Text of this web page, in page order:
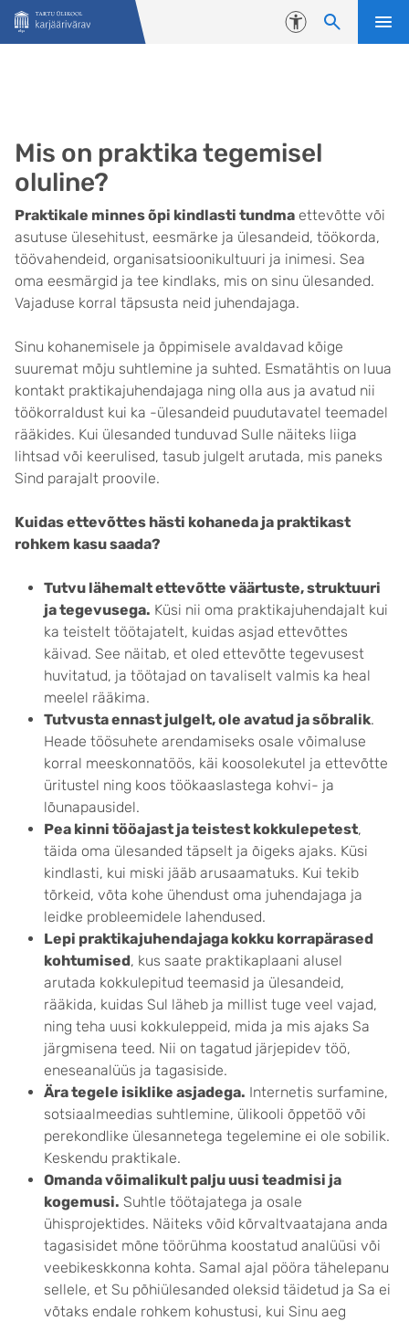
Liigu edasi põhisisu juurde
Juurdepääsetavus
Mis on praktika tegemisel
oluline?
Praktikale minnes õpi kindlasti tundma ettevõtte või
asutuse ülesehitust, eesmärke ja ülesandeid, töökorda,
töövahendeid, organisatsioonikultuuri ja inimesi. Sea
oma eesmärgid ja tee kindlaks, mis on sinu ülesanded.
Vajaduse korral täpsusta neid juhendajaga.
Sinu kohanemisele ja õppimisele avaldavad kõige
suuremat mõju suhtlemine ja suhted. Esmatähtis on luua
kontakt praktikajuhendajaga ning olla aus ja avatud nii
töökorraldust kui ka -ülesandeid puudutavatel teemadel
rääkides. Kui ülesanded tunduvad Sulle näiteks liiga
lihtsad või keerulised, tasub julgelt arutada, mis paneks
Sind parajalt proovile.
Kuidas ettevõttes hästi kohaneda ja praktikast
rohkem kasu saada?
Tutvu lähemalt ettevõtte väärtuste, struktuuri
ja tegevusega. Küsi nii oma praktikajuhendajalt kui
ka teistelt töötajatelt, kuidas asjad ettevõttes
käivad. See näitab, et oled ettevõtte tegevusest
huvitatud, ja töötajad on tavaliselt valmis ka heal
meelel rääkima.
Tutvusta ennast julgelt, ole avatud ja sõbralik.
Heade töösuhete arendamiseks osale võimaluse
korral meeskonnatöös, käi koosolekutel ja ettevõtte
üritustel ning koos töökaaslastega kohvi- ja
lõunapausidel.
Pea kinni tööajast ja teistest kokkulepetest,
täida oma ülesanded täpselt ja õigeks ajaks. Küsi
kindlasti, kui miski jääb arusaamatuks. Kui tekib
tõrkeid, võta kohe ühendust oma juhendajaga ja
leidke probleemidele lahendused.
Lepi praktikajuhendajaga kokku korrapärased
kohtumised, kus saate praktikaplaani alusel
arutada kokkulepitud teemasid ja ülesandeid,
rääkida, kuidas Sul läheb ja millist tuge veel vajad,
ning teha uusi kokkuleppeid, mida ja mis ajaks Sa
järgmisena teed. Nii on tagatud järjepidev töö,
eneseanalüüs ja tagasiside.
Ära tegele isiklike asjadega. Internetis surfamine,
sotsiaalmeedias suhtlemine, ülikooli õppetöö või
perekondlike ülesannetega tegelemine ei ole sobilik.
Keskendu praktikale.
Omanda võimalikult palju uusi teadmisi ja
kogemusi. Suhtle töötajatega ja osale
ühisprojektides. Näiteks võid kõrvaltvaatajana anda
tagasisidet mõne töörühma koostatud analüüsi või
veebikeskkonna kohta. Samal ajal pööra tähelepanu
sellele, et Su põhiülesanded oleksid täidetud ja Sa ei
võtaks endale rohkem kohustusi, kui Sinu aeg